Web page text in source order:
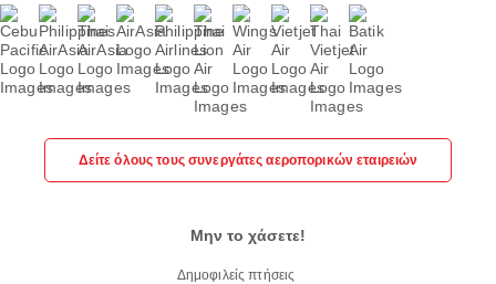
Δείτε όλους τους συνεργάτες αεροπορικών εταιρειών
Μην το χάσετε!
Δημοφιλείς πτήσεις